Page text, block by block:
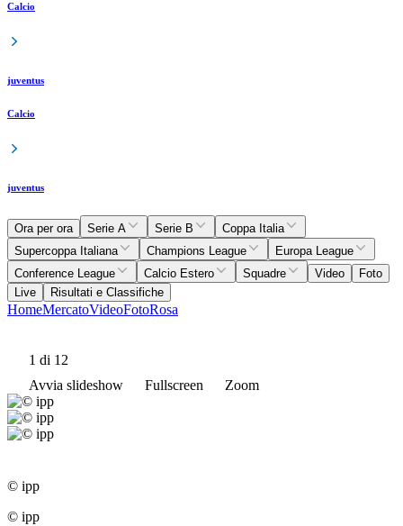
Calcio
juventus
Calcio
juventus
Ora per ora Serie A Serie B
Coppa Italia
Supercoppa Italiana
Champions League
Europa League
Conference League
Calcio Estero Squadre Video
Foto
Live
Risultati e Classifiche
HomeMercatoVideoFotoRosa
1 di 12
Avvia slideshow
Fullscreen Zoom
© ipp
© ipp